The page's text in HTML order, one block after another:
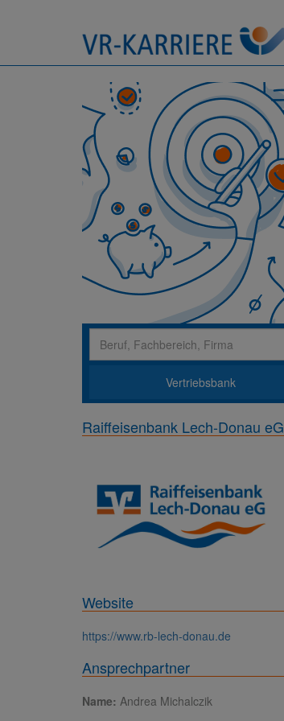
Vertriebsbank
Raiffeisenbank Lech-Donau eG
Website
https://www.rb-lech-donau.de
Ansprechpartner
Name: Andrea Michalczik